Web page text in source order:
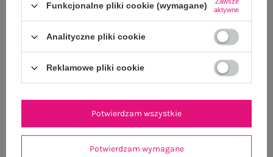
Dostępny
Rozmiar: M/L
Centrum Logistyczne Nadarzyn
Funkcjonalne pliki cookie (wymagane)
aktywne
Analityczne pliki cookie
Reklamowe pliki cookie
Potwierdzam wymagane
Potwierdzam wszystkie